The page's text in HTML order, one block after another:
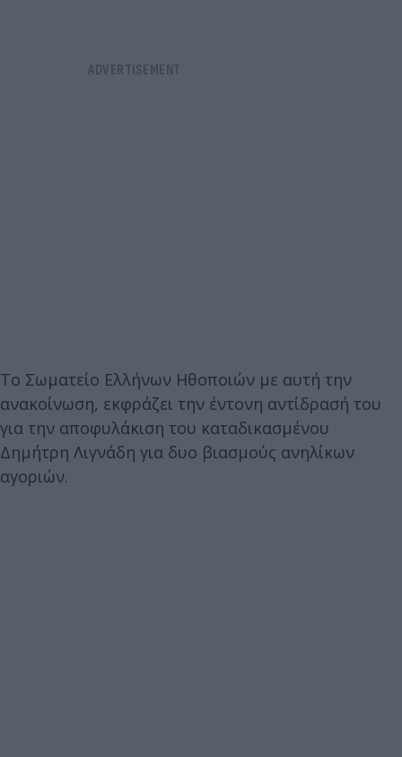
Το Σωματείο Ελλήνων Ηθοποιών με αυτή την
ανακοίνωση, εκφράζει την έντονη αντίδρασή του
για την αποφυλάκιση του καταδικασμένου
Δημήτρη Λιγνάδη για δυο βιασμούς ανηλίκων
αγοριών.